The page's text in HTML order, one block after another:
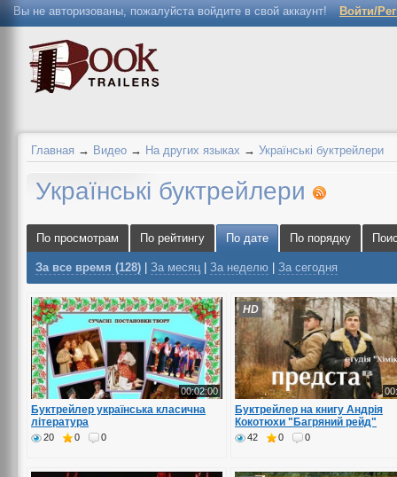
Вы не авторизованы, пожалуйста войдите в свой аккаунт! Войти/
Главная → Видео → На других языках → Українські буктрейлери
Українські буктрейлери
По просмотрам По рейтингу По дате По порядку
За все время (128) За месяц За неделю За сегодня
00:02:00
Буктрейлер українська класична
література
20 0 0
HD
Буктрейлер на книгу Андрія
Кокотюхи "Багряний рейд"
42 0 0